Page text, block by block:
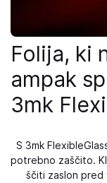
Folija, ki
ampak
3mk
S 3mk
potrebno zaščito.
ščiti zaslon pred